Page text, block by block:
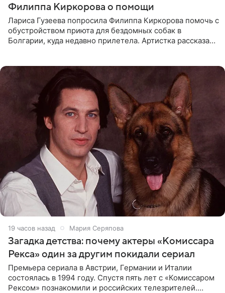
Филиппа Киркорова о помощи
Лариса Гузеева попросила Филиппа Киркорова помочь с
обустройством приюта для бездомных собак в
Болгарии, куда недавно прилетела. Артистка рассказала
19 часов назад Мария Серяпова
Загадка детства: почему актеры «Комиссара
Рекса» один за другим покидали сериал
Премьера сериала в Австрии, Германии и Италии
состоялась в 1994 году. Спустя пять лет с «Комиссаром
Рексом» познакомили и российских телезрителей.